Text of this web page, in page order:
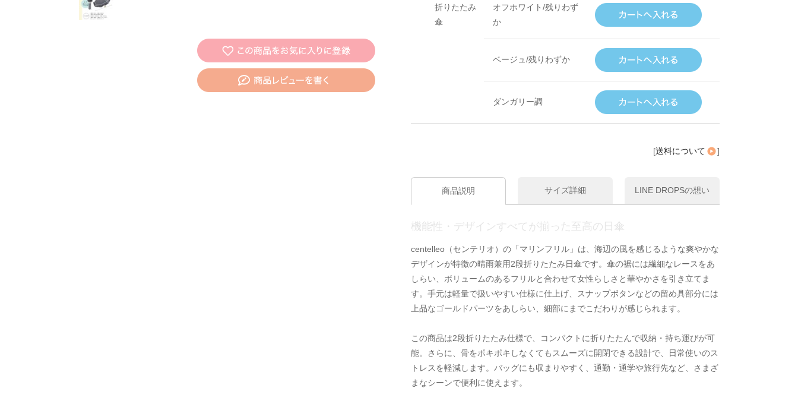
折りたたみ
傘
オフホワイト/残りわず
か
ベージュ/残りわずか
ダンガリー調
[送料について ]
商品説明 サイズ詳細 LINE DROPSの想い
機能性・デザインすべてが揃った至高の日傘
centelleo（センテリオ）の「マリンフリル」は、海辺の風を感じるような爽やかな
デザインが特徴の晴雨兼用2段折りたたみ日傘です。傘の裾には繊細なレースをあ
しらい、ボリュームのあるフリルと合わせて女性らしさと華やかさを引き立てま
す。手元は軽量で扱いやすい仕様に仕上げ、スナップボタンなどの留め具部分には
上品なゴールドパーツをあしらい、細部にまでこだわりが感じられます。
この商品は2段折りたたみ仕様で、コンパクトに折りたたんで収納・持ち運びが可
能。さらに、骨をポキポキしなくてもスムーズに開閉できる設計で、日常使いのス
トレスを軽減します。バッグにも収まりやすく、通勤・通学や旅行先など、さまざ
まなシーンで便利に使えます。